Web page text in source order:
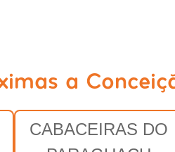
a
CABACEIRAS DO